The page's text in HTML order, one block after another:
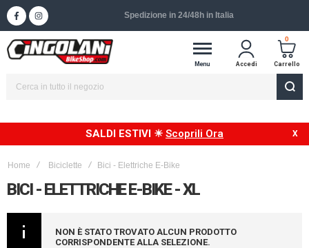
Spedizione in 24/48h in Italia
Menu Accedi
0
Carrello
SALDI ESTIVI ☀ Scoprili Ora
Home Biciclette Bici - Elettriche E-Bike
BICI - ELETTRICHE E-BIKE - XL
NON È STATO TROVATO ALCUN PRODOTTO
CORRISPONDENTE ALLA SELEZIONE.